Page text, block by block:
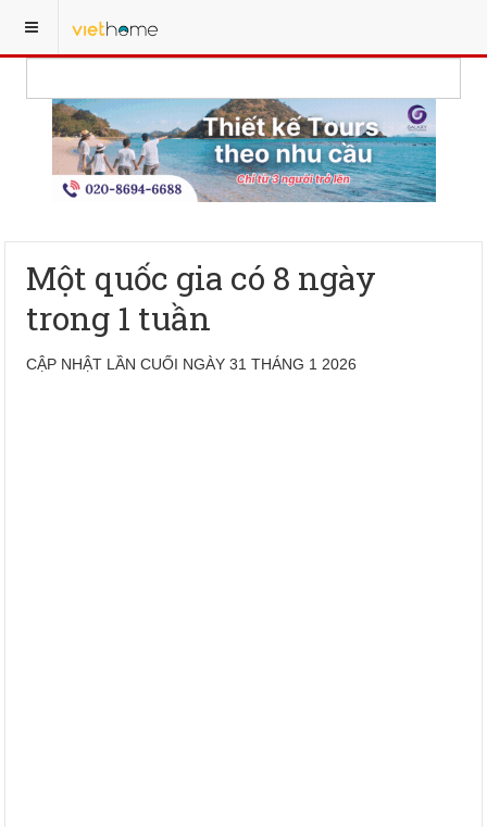
Một quốc gia có 8 ngày
trong 1 tuần
CẬP NHẬT LẦN CUỐI NGÀY 31 THÁNG 1 2026